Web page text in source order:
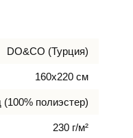
DO&CO (Турция)
160х220 см
полиэстер)
230 г/м²